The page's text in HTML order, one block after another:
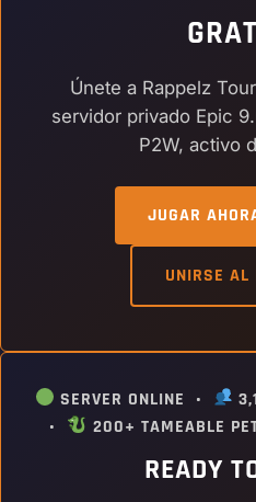
Únete a Rappelz
servidor privado Epic
P2W, activo
JUGAR
UNIRSE AL
SERVER ONLINE •
•
200+ TAMEABLE
READY